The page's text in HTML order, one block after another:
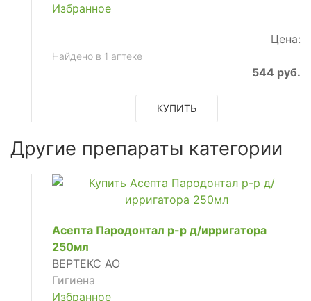
Избранное
Цена:
Найдено в 1 аптеке
544 руб.
КУПИТЬ
Другие препараты категории
Асепта Пародонтал р-р д/ирригатора
250мл
ВЕРТЕКС АО
Гигиена
Избранное